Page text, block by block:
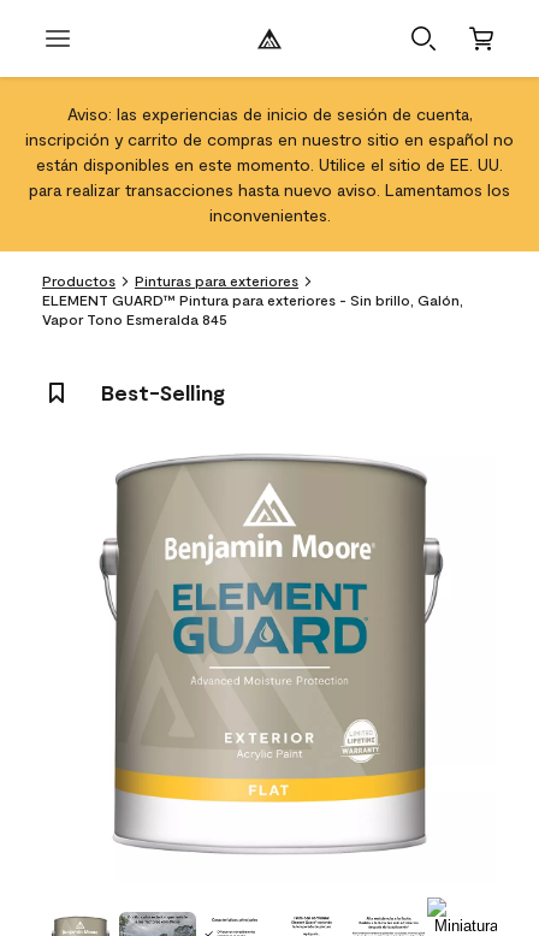
Aviso: las experiencias de inicio de sesión de cuenta,
inscripción y carrito de compras en nuestro sitio en español no
están disponibles en este momento. Utilice el sitio de EE. UU.
para realizar transacciones hasta nuevo aviso. Lamentamos los
inconvenientes.
Productos
Pinturas para exteriores
ELEMENT GUARD™ Pintura para exteriores - Sin brillo, Galón,
Vapor Tono Esmeralda 845
Best-Selling